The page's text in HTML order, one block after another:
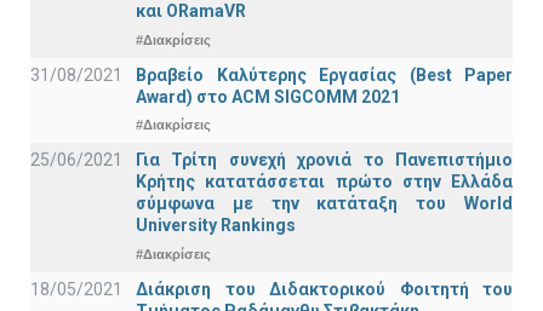
και ORamaVR
#Διακρίσεις
31/08/2021
Βραβείο Καλύτερης Εργασίας (Best Paper
Award) στο ACM SIGCOMM 2021
#Διακρίσεις
25/06/2021
Για Τρίτη συνεχή χρονιά το Πανεπιστήμιο
Κρήτης κατατάσσεται πρώτο στην Ελλάδα
σύμφωνα με την κατάταξη του World
University Rankings
#Διακρίσεις
18/05/2021
Διάκριση του Διδακτορικού Φοιτητή του